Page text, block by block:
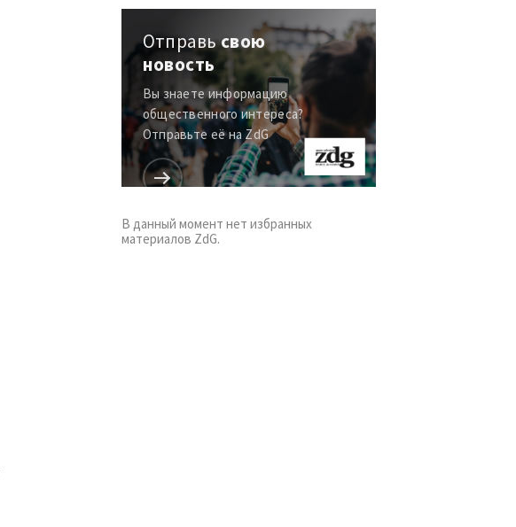
Отправьсвою
новость
Вы знаете информацию
общественного интереса?
Отправьте её на ZdG
В данный момент нет избранных
материалов ZdG.